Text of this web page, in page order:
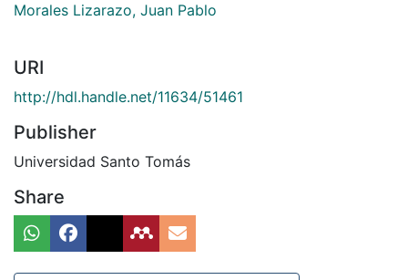
Morales Lizarazo, Juan Pablo
URI
http://hdl.handle.net/11634/51461
Publisher
Universidad Santo Tomás
Share